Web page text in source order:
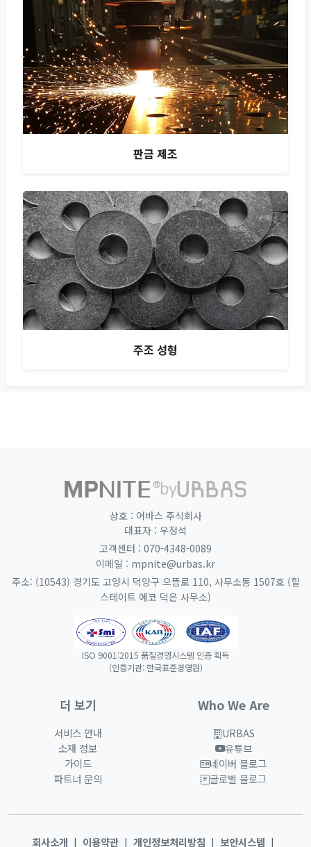
판금 제조
주조 성형
홈으로 이동 URBAS 공식 웹사이트 (새
상호 : 어바스 주식회사
대표자 : 우정석
고객센터 : 070-4348-0089
이메일 : mpnite@urbas.kr
주소: (10543) 경기도 고양시 덕양구 으뜸로 110, 사무소동 1507호 (힐
스테이트 에코 덕은 사무소)
ISO 9001:2015 품질경영시스템 인증 획득
(인증기관: 한국표준경영원)
더 보기
서비스 안내
소재 정보
가이드
파트너 문의
Who We Are
URBAS
새 창에서 열림
유튜브
새 창에서 열림
네이버 블로그
새 창에서 열림
글로벌 블로그
새 창에서 열림
회사소개 | 이용약관 | 개인정보처리방침 | 보안시스템 |